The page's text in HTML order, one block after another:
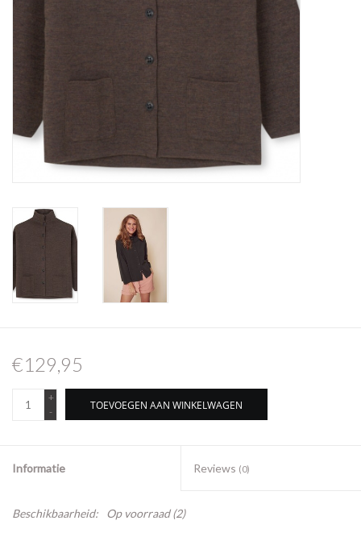
€129,95
+
-
TOEVOEGEN AAN WINKELWAGEN
Informatie Reviews (0)
Beschikbaarheid: Op voorraad(2)